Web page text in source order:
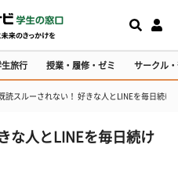
生旅行 授業・履修・ゼミ サークル
読スルーされない！ 好きな人とLINEを毎日続け
な人とLINEを毎日続け